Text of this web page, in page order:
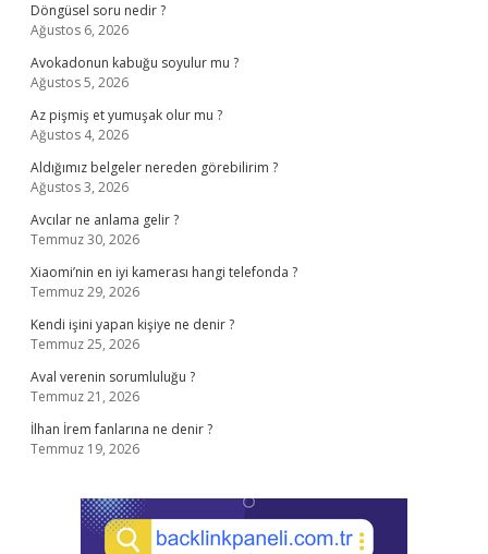
Döngüsel soru nedir ?
Ağustos 6, 2026
Avokadonun kabuğu soyulur mu ?
Ağustos 5, 2026
Az pişmiş et yumuşak olur mu ?
Ağustos 4, 2026
Aldığımız belgeler nereden görebilirim ?
Ağustos 3, 2026
Avcılar ne anlama gelir ?
Temmuz 30, 2026
Xiaomi’nin en iyi kamerası hangi telefonda ?
Temmuz 29, 2026
Kendi işini yapan kişiye ne denir ?
Temmuz 25, 2026
Aval verenin sorumluluğu ?
Temmuz 21, 2026
İlhan İrem fanlarına ne denir ?
Temmuz 19, 2026